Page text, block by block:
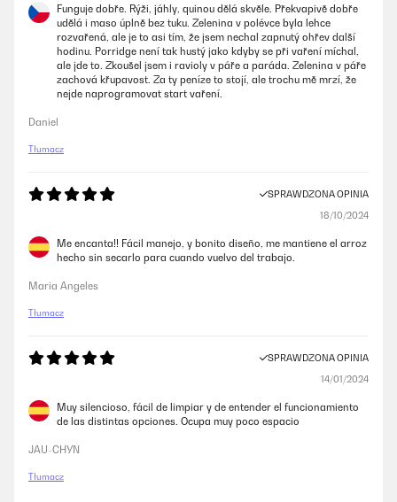
Funguje dobře. Rýži, jáhly, quinou dělá skvěle. Překvapivě dobře
udělá i maso úplně bez tuku. Zelenina v polévce byla lehce
rozvařená, ale je to asi tím, že jsem nechal zapnutý ohřev další
hodinu. Porridge není tak hustý jako kdyby se při vaření míchal,
ale jde to. Zkoušel jsem i ravioly v páře a paráda. Zelenina v páře
zachová křupavost. Za ty peníze to stojí, ale trochu mě mrzí, že
nejde naprogramovat start vaření.
Daniel
Tłumacz
SPRAWDZONA OPINIA
18/10/2024
Me encanta!! Fácil manejo, y bonito diseño, me mantiene el arroz
hecho sin secarlo para cuando vuelvo del trabajo.
Maria Angeles
Tłumacz
SPRAWDZONA OPINIA
14/01/2024
Muy silencioso, fácil de limpiar y de entender el funcionamiento
de las distintas opciones. Ocupa muy poco espacio
JAU-CHYN
Tłumacz